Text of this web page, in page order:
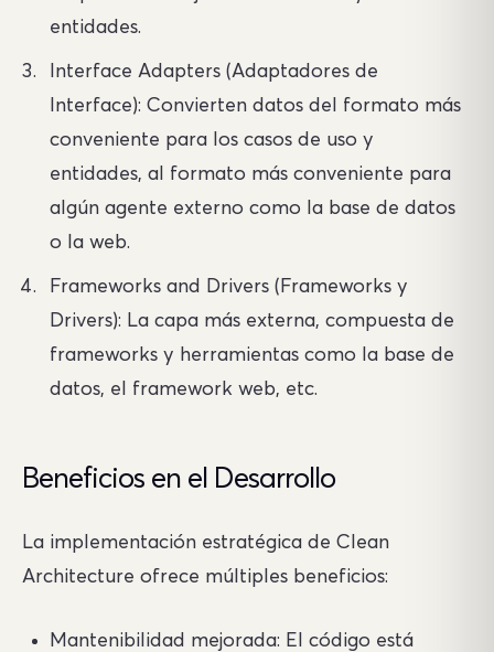
entidades.
Interface Adapters (Adaptadores de
Interface): Convierten datos del formato más
conveniente para los casos de uso y
entidades, al formato más conveniente para
algún agente externo como la base de datos
o la web.
Frameworks and Drivers (Frameworks y
Drivers): La capa más externa, compuesta de
frameworks y herramientas como la base de
datos, el framework web, etc.
Beneficios en el Desarrollo
La implementación estratégica de Clean
Architecture ofrece múltiples beneficios:
Mantenibilidad mejorada: El código está